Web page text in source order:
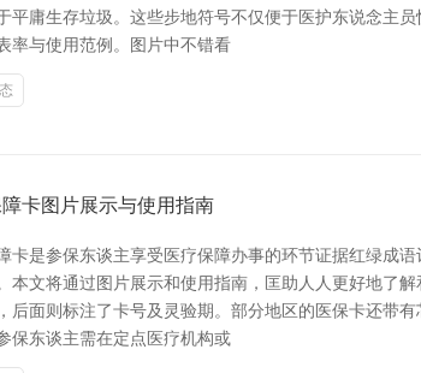
平庸生存垃圾。这些步地符号不仅便于医护东说念主
率与使用范例。图片中不错看
卡图片展示与使用指南
卡是参保东谈主享受医疗保障办事的环节证据红绿成
本文将通过图片展示和使用指南，匡助人人更好地了
后面则标注了卡号及灵验期。部分地区的医保卡还带
保东谈主需在定点医疗机构或